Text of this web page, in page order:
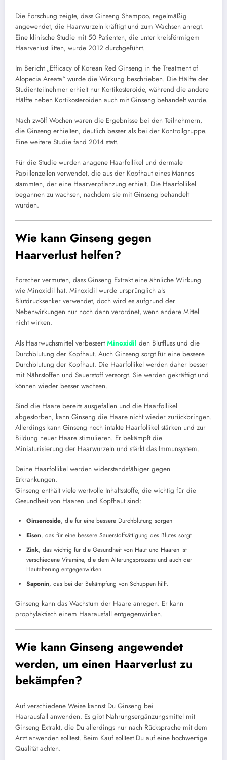
Die Forschung zeigte, dass Ginseng Shampoo, regelmäßig
angewendet, die Haarwurzeln kräftigt und zum Wachsen anregt.
Eine klinische Studie mit 50 Patienten, die unter kreisförmigem
Haarverlust litten, wurde 2012 durchgeführt.
Im Bericht „Efficacy of Korean Red Ginseng in the Treatment of
Alopecia Areata“ wurde die Wirkung beschrieben. Die Hälfte der
Studienteilnehmer erhielt nur Kortikosteroide, während die andere
Hälfte neben Kortikosteroiden auch mit Ginseng behandelt wurde.
Nach zwölf Wochen waren die Ergebnisse bei den Teilnehmern,
die Ginseng erhielten, deutlich besser als bei der Kontrollgruppe.
Eine weitere Studie fand 2014 statt.
Für die Studie wurden anagene Haarfollikel und dermale
Papillenzellen verwendet, die aus der Kopfhaut eines Mannes
stammten, der eine Haarverpflanzung erhielt. Die Haarfollikel
begannen zu wachsen, nachdem sie mit Ginseng behandelt
wurden.
Wie kann Ginseng gegen
Haarverlust helfen?
Forscher vermuten, dass Ginseng Extrakt eine ähnliche Wirkung
wie Minoxidil hat. Minoxidil wurde ursprünglich als
Blutdrucksenker verwendet, doch wird es aufgrund der
Nebenwirkungen nur noch dann verordnet, wenn andere Mittel
nicht wirken.
Als Haarwuchsmittel verbessertMinoxidil den Blutfluss und die
Durchblutung der Kopfhaut. Auch Ginseng sorgt für eine bessere
Durchblutung der Kopfhaut. Die Haarfollikel werden daher besser
mit Nährstoffen und Sauerstoff versorgt. Sie werden gekräftigt und
können wieder besser wachsen.
Sind die Haare bereits ausgefallen und die Haarfollikel
abgestorben, kann Ginseng die Haare nicht wieder zurückbringen.
Allerdings kann Ginseng noch intakte Haarfollikel stärken und zur
Bildung neuer Haare stimulieren. Er bekämpft die
Miniaturisierung der Haarwurzeln und stärkt das Immunsystem.
Deine Haarfollikel werden widerstandsfähiger gegen
Erkrankungen.
Ginseng enthält viele wertvolle Inhaltsstoffe, die wichtig für die
Gesundheit von Haaren und Kopfhaut sind:
Ginsenoside, die für eine bessere Durchblutung sorgen
Eisen, das für eine bessere Sauerstoffsättigung des Blutes sorgt
Zink, das wichtig für die Gesundheit von Haut und Haaren ist
verschiedene Vitamine, die dem Alterungsprozess und auch der
Hautalterung entgegenwirken
Saponin, das bei der Bekämpfung von Schuppen hilft.
Ginseng kann das Wachstum der Haare anregen. Er kann
prophylaktisch einem Haarausfall entgegenwirken.
Wie kann Ginseng angewendet
werden, um einen Haarverlust zu
bekämpfen?
Auf verschiedene Weise kannst Du Ginseng bei
Haarausfall anwenden. Es gibt Nahrungsergänzungsmittel mit
Ginseng Extrakt, die Du allerdings nur nach Rücksprache mit dem
Arzt anwenden solltest. Beim Kauf solltest Du auf eine hochwertige
Qualität achten.